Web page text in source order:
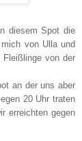
diesem Spot die
von Ulla und
von der
an der uns aber
20 Uhr traten
erreichten gegen